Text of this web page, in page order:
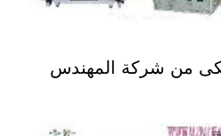
من شركة المهندس